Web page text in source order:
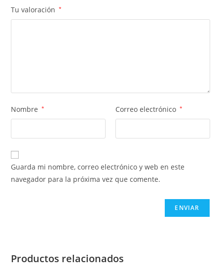
Tu valoración *
Nombre * Correo electrónico *
Guarda mi nombre, correo electrónico y web en este
navegador para la próxima vez que comente.
Productos relacionados